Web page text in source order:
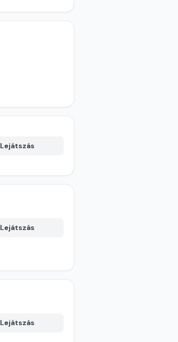
Lejátszás
Lejátszás
Lejátszás